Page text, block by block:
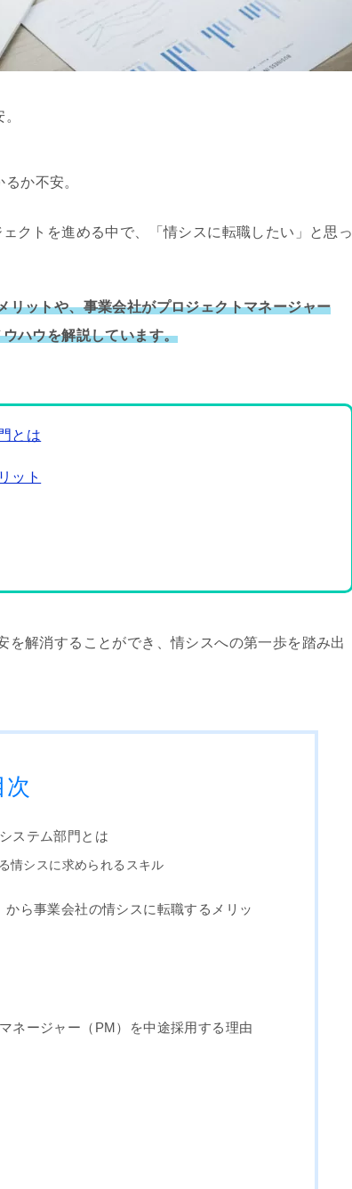
か不安。
クトを進める中で、「情シスに転職したい」と思っ
リットや、事業会社がプロジェクトマネージャー
ハウを解説しています。
とは
ット
解消することができ、情シスへの第一歩を踏み出
次
ステム部門とは
情シスに求められるスキル
ら事業会社の情シスに転職するメリッ
ネージャー（PM）を中途採用する理由